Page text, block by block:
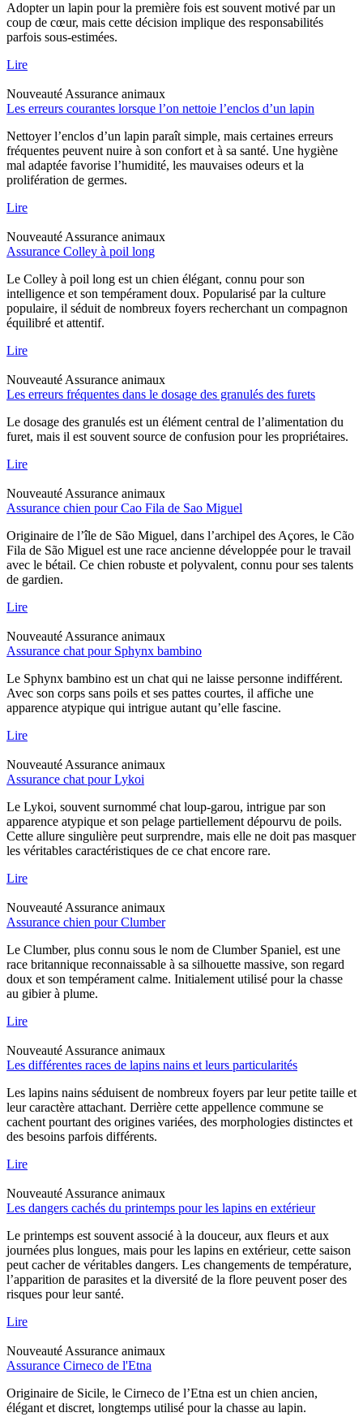
Adopter un lapin pour la première fois est souvent motivé par un
coup de cœur, mais cette décision implique des responsabilités
parfois sous-estimées.
Lire
Nouveauté Assurance animaux
Les erreurs courantes lorsque l’on nettoie l’enclos d’un lapin
Nettoyer l’enclos d’un lapin paraît simple, mais certaines erreurs
fréquentes peuvent nuire à son confort et à sa santé. Une hygiène
mal adaptée favorise l’humidité, les mauvaises odeurs et la
prolifération de germes.
Lire
Nouveauté Assurance animaux
Assurance Colley à poil long
Le Colley à poil long est un chien élégant, connu pour son
intelligence et son tempérament doux. Popularisé par la culture
populaire, il séduit de nombreux foyers recherchant un compagnon
équilibré et attentif.
Lire
Nouveauté Assurance animaux
Les erreurs fréquentes dans le dosage des granulés des furets
Le dosage des granulés est un élément central de l’alimentation du
furet, mais il est souvent source de confusion pour les propriétaires.
Lire
Nouveauté Assurance animaux
Assurance chien pour Cao Fila de Sao Miguel
Originaire de l’île de São Miguel, dans l’archipel des Açores, le Cão
Fila de São Miguel est une race ancienne développée pour le travail
avec le bétail. Ce chien robuste et polyvalent, connu pour ses talents
de gardien.
Lire
Nouveauté Assurance animaux
Assurance chat pour Sphynx bambino
Le Sphynx bambino est un chat qui ne laisse personne indifférent.
Avec son corps sans poils et ses pattes courtes, il affiche une
apparence atypique qui intrigue autant qu’elle fascine.
Lire
Nouveauté Assurance animaux
Assurance chat pour Lykoi
Le Lykoi, souvent surnommé chat loup-garou, intrigue par son
apparence atypique et son pelage partiellement dépourvu de poils.
Cette allure singulière peut surprendre, mais elle ne doit pas masquer
les véritables caractéristiques de ce chat encore rare.
Lire
Nouveauté Assurance animaux
Assurance chien pour Clumber
Le Clumber, plus connu sous le nom de Clumber Spaniel, est une
race britannique reconnaissable à sa silhouette massive, son regard
doux et son tempérament calme. Initialement utilisé pour la chasse
au gibier à plume.
Lire
Nouveauté Assurance animaux
Les différentes races de lapins nains et leurs particularités
Les lapins nains séduisent de nombreux foyers par leur petite taille et
leur caractère attachant. Derrière cette appellence commune se
cachent pourtant des origines variées, des morphologies distinctes et
des besoins parfois différents.
Lire
Nouveauté Assurance animaux
Les dangers cachés du printemps pour les lapins en extérieur
Le printemps est souvent associé à la douceur, aux fleurs et aux
journées plus longues, mais pour les lapins en extérieur, cette saison
peut cacher de véritables dangers. Les changements de température,
l’apparition de parasites et la diversité de la flore peuvent poser des
risques pour leur santé.
Lire
Nouveauté Assurance animaux
Assurance Cirneco de l'Etna
Originaire de Sicile, le Cirneco de l’Etna est un chien ancien,
élégant et discret, longtemps utilisé pour la chasse au lapin.